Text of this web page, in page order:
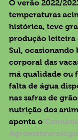
O verão 2022/
temperaturas
histórica, teve
produção leiteira
Sul, ocasionando
corporal das
má qualidade ou
falta de água
nas safras de
nutrição dos
aponta o